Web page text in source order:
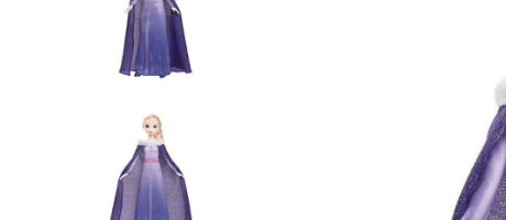
Figuras de Acción
Gadgets y Electrónicos
Lanzadores
Muñecas